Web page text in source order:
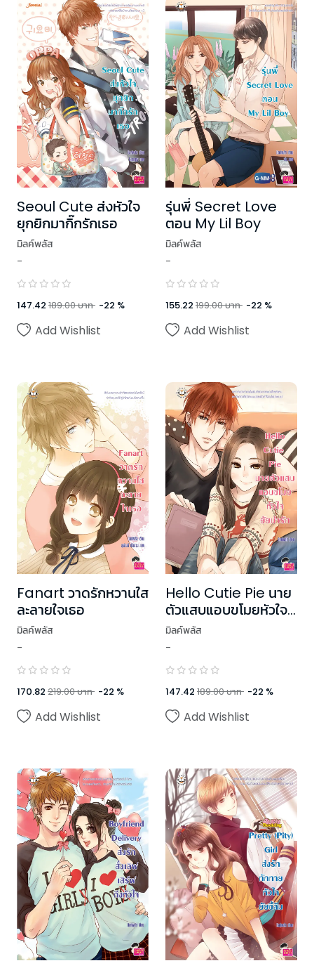
Seoul Cute ส่งหัวใจ
ยุกยิกมากิ๊กรักเธอ
มิลค์พลัส
-
147.42 189.00บาท -22 %
Add Wishlist
รุ่นพี่ Secret Love
ตอน My Lil Boy
มิลค์พลัส
-
155.22 199.00บาท -22 %
Add Wishlist
Fanart วาดรักหวานใส
ละลายใจเธอ
มิลค์พลัส
-
170.82 219.00บาท -22 %
Add Wishlist
Hello Cutie Pie นาย
ตัวแสบแอบขโมยหัวใจ
ยัยน่ารัก
มิลค์พลัส
-
147.42 189.00บาท -22 %
Add Wishlist